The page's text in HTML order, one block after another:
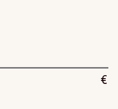
€